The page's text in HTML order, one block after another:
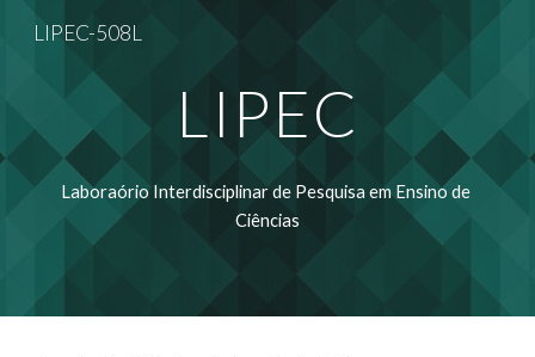
Skip to main content
LIPEC-508L
LIPEC
Laboraório Interdisciplinar de Pesquisa em Ensino de
Ciências